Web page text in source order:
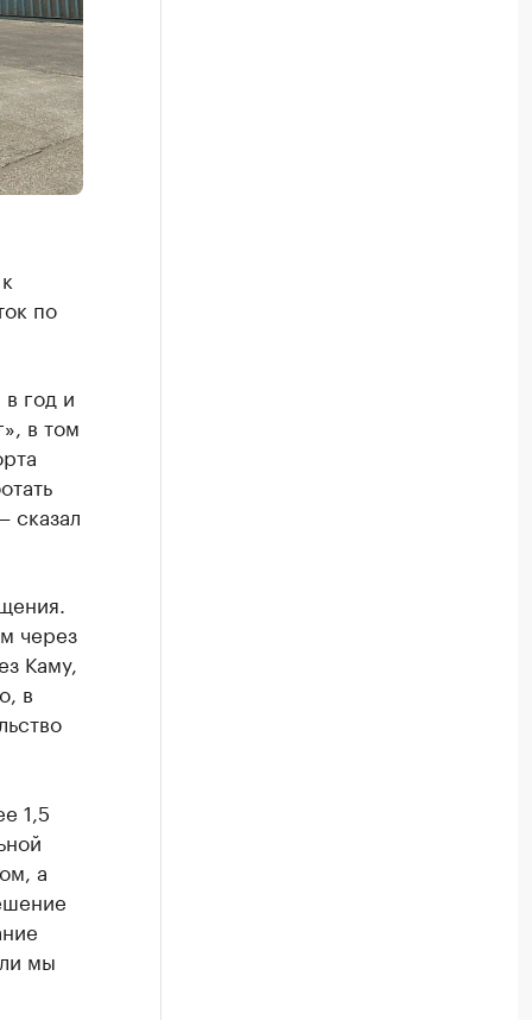
по
год и
в том
сказал
через
Каму,
в
1,5
а
мы